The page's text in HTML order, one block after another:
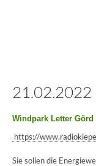
21.02.2022
Windpark Letter
https://
Sie sollen die